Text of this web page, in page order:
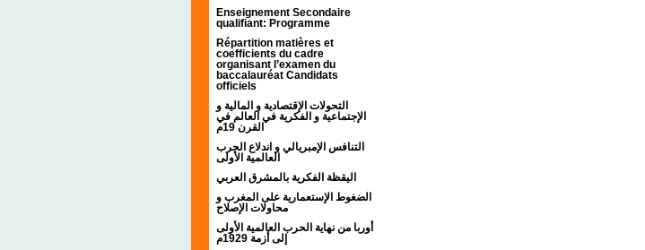
Enseignement Secondaire
qualifiant: Programme
Répartition matières et
coefficients du cadre
organisant l’examen du
baccalauréat Candidats
officiels
التحولات الإقتصادية و المالية و
الإجتماعية و الفكرية في العالم في
القرن 19م
التنافس الإمبريالي و اندلاع الحرب
العالمية الأولى
اليقظة الفكرية بالمشرق العربي
الضغوط الإستعمارية على المغرب و
محاولات الإصلاح
أوربا من نهاية الحرب العالمية الأولى
إلى أزمة 1929م